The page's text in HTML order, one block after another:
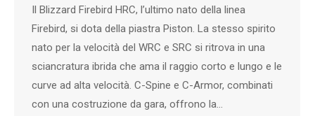
Il Blizzard Firebird HRC, l’ultimo nato della linea
Firebird, si dota della piastra Piston. La stesso spirito
nato per la velocità del WRC e SRC si ritrova in una
sciancratura ibrida che ama il raggio corto e lungo e le
curve ad alta velocità. C-Spine e C-Armor, combinati
con una costruzione da gara, offrono la…